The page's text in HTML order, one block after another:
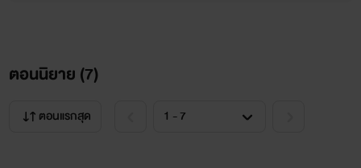
อายุ 39 ปี
ตอนนิยาย (7)
ตอนแรกสุด